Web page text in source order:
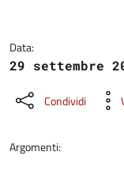
Data:
29 settembre
Condividi
Argomenti: